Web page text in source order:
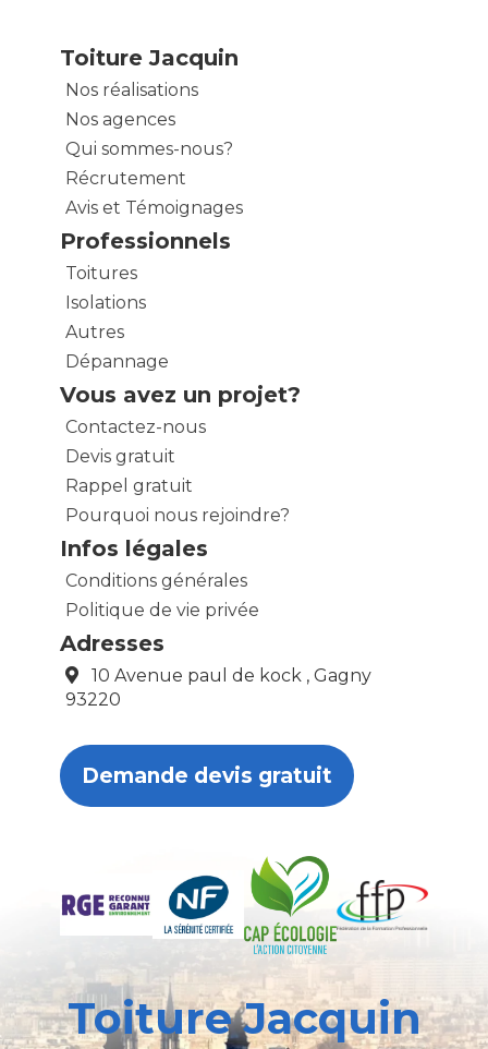
Toiture Jacquin
Nos réalisations
Nos agences
Qui sommes-nous?
Récrutement
Avis et Témoignages
Professionnels
Toitures
Isolations
Autres
Dépannage
Vous avez un projet?
Contactez-nous
Devis gratuit
Rappel gratuit
Pourquoi nous rejoindre?
Infos légales
Conditions générales
Politique de vie privée
Adresses
10 Avenue paul de kock , Gagny
93220
Demande devis gratuit
Toiture Jacquin